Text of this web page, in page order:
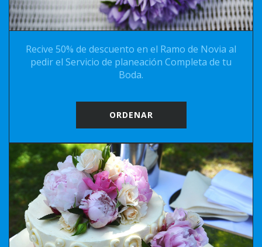
Recive 50% de descuento en el Ramo de Novia al
pedir el Servicio de planeación Completa de tu
Boda.
ORDENAR